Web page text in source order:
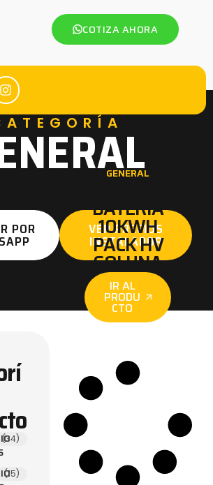
COTIZA AHORA
POR VER PRECIOS
INSTALADOR
(34)
(15)
GENERAL
BATERIA
10KWH
PACK HV
SOLUNA
IR AL
PRODU
CTO